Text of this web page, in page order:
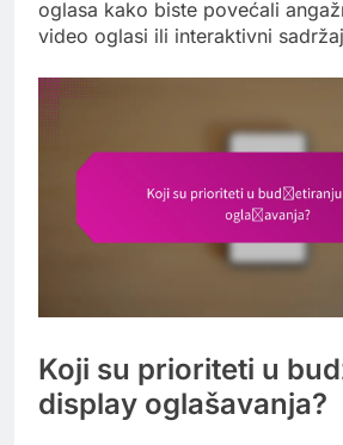
oglasa kako biste povećali
video oglasi ili interaktivni
Koji su prioriteti u
display oglašavanja?